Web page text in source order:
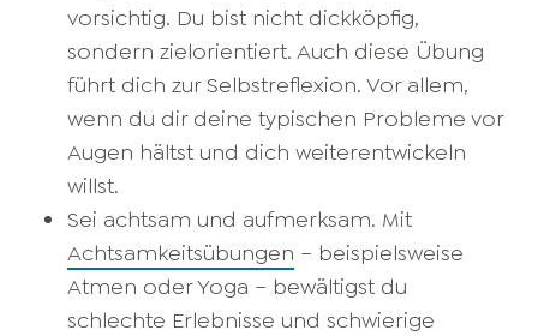
vorsichtig. Du bist nicht dickköpfig,
sondern zielorientiert. Auch diese Übung
führt dich zur Selbstreflexion. Vor allem,
wenn du dir deine typischen Probleme vor
Augen hältst und dich weiterentwickeln
willst.
Sei achtsam und aufmerksam. Mit
Achtsamkeitsübungen – beispielsweise
Atmen oder Yoga – bewältigst du
schlechte Erlebnisse und schwierige